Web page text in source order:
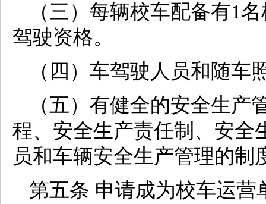
（三）每辆校车配备有1
驾驶资格。
（四）车驾驶人员和随车
（五）有健全的安全生
程、安全生产责任制、安全
员和车辆安全生产管理的制
第五条 申请成为校车运